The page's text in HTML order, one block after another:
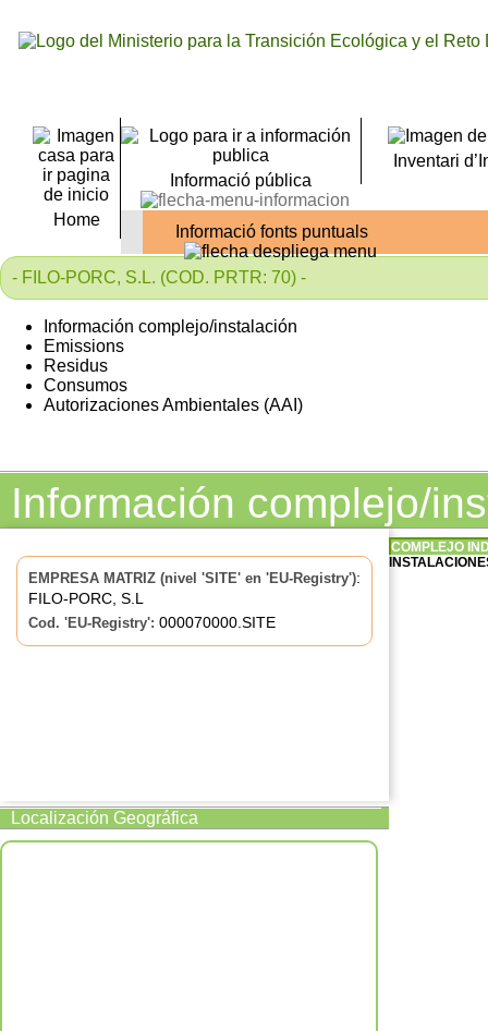
Home
Informació pública
Informació fonts puntuals
Inventari
- FILO-PORC, S.L. (COD. PRTR: 70) -
Información complejo/instalación
Emissions
Residus
Consumos
Autorizaciones Ambientales (AAI)
Información complejo/
EMPRESA MATRIZ (nivel 'SITE' en 'EU-Registry'):
FILO-PORC, S.L
Cod. 'EU-Registry': 000070000.SITE
Localización Geográfica
COMPLEJO